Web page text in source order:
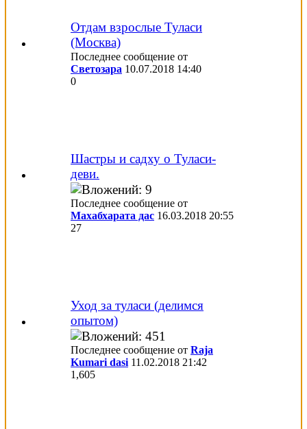
Отдам взрослые Туласи
(Москва)
Последнее сообщение от
Светозара 10.07.2018 14:40
0
Шастры и садху о Туласи-
деви.
Последнее сообщение от
Махабхарата дас 16.03.2018 20:55
27
Уход за туласи (делимся
опытом)
Последнее сообщение от Raja
Kumari dasi 11.02.2018 21:42
1,605